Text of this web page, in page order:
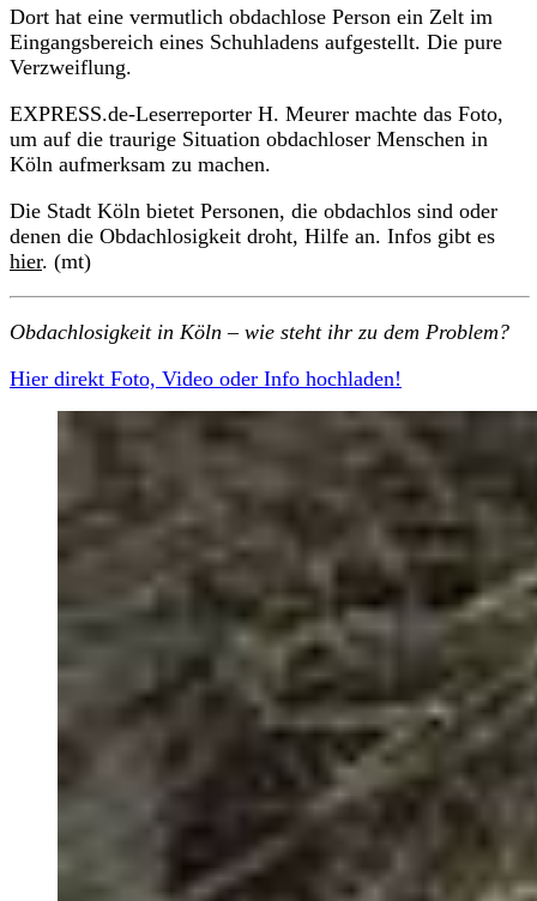
Dort hat eine vermutlich obdachlose Person ein Zelt im
Eingangsbereich eines Schuhladens aufgestellt. Die pure
Verzweiflung.
EXPRESS.de-Leserreporter H. Meurer machte das Foto,
um auf die traurige Situation obdachloser Menschen in
Köln aufmerksam zu machen.
Die Stadt Köln bietet Personen, die obdachlos sind oder
denen die Obdachlosigkeit droht, Hilfe an. Infos gibt es
hier. (mt)
Obdachlosigkeit in Köln – wie steht ihr zu dem Problem?
Hier direkt Foto, Video oder Info hochladen!